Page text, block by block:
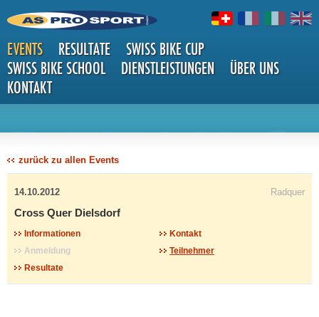
EVENTS RESULTATE
SWISS BIKE CUP
SWISS BIKE SCHOOL
DIENSTLEISTUNGEN
ÜBER UNS
KONTAKT
DETAILS
zurück zu allen Events
14.10.2012 Radquer
Cross Quer Dielsdorf
Informationen
Kontakt
Anmeldung
Teilnehmer
Resultate